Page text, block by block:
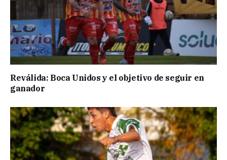
Reválida: Boca Unidos y el objetivo de seguir en
ganador